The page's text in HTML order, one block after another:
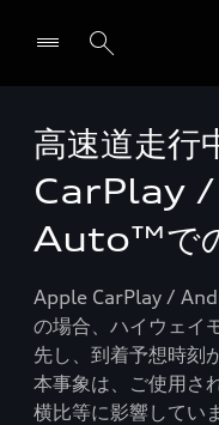
高速道走
CarPlay
Auto™での
Apple CarPlay /
の場合、ハイウェイ
先し、到着予想時刻
本事象は、ご使用さ
横比等に影響してい